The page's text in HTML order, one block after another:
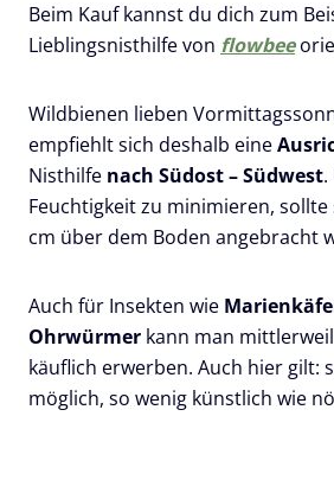
Beim Kauf kannst du dich zum
Lieblingsnisthilfe von flowbee
Wildbienen lieben
empfiehlt sich deshalb eine
Nisthilfe nach Südost – Südwest
Feuchtigkeit zu minimieren,
cm über dem Boden angebracht
Auch für Insekten wie
Ohrwürmer kann man
käuflich erwerben. Auch hier gilt:
möglich, so wenig künstlich wie